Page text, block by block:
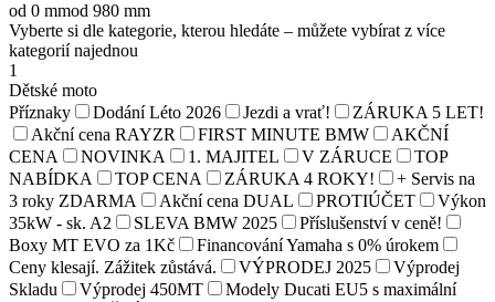
od 0 mmod 980 mm
Vyberte si dle kategorie, kterou hledáte – můžete vybírat z více
kategorií najednou
1
Dětské moto
Příznaky
Dodání Léto 2026 Jezdi a vrať!
ZÁRUKA 5 LET!
Akční cena RAYZR
FIRST MINUTE BMW
AKČNÍ
CENA
NOVINKA 1. MAJITEL V ZÁRUCE
TOP
NABÍDKA
TOP CENA ZÁRUKA 4 ROKY!
+ Servis na
3 roky ZDARMA
Akční cena DUAL PROTIÚČET
Výkon
35kW - sk. A2
SLEVA BMW 2025
Příslušenství v ceně!
Boxy MT EVO za 1Kč
Financování Yamaha s 0% úrokem
Ceny klesají. Zážitek zůstává.
VÝPRODEJ 2025
Výprodej
Skladu
Výprodej 450MT Modely Ducati EU5 s maximální